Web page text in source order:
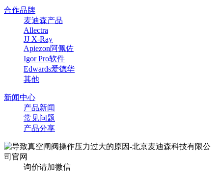
合作品牌
麦迪森产品
Allectra
JJ X-Ray
Apiezon阿佩佐
Igor Pro软件
Edwards爱德华
其他
新闻中心
产品新闻
常见问题
产品分享
询价请加微信